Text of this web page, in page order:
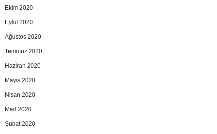
Ekim 2020
Eylül 2020
Ağustos 2020
Temmuz 2020
Haziran 2020
Mayıs 2020
Nisan 2020
Mart 2020
Şubat 2020